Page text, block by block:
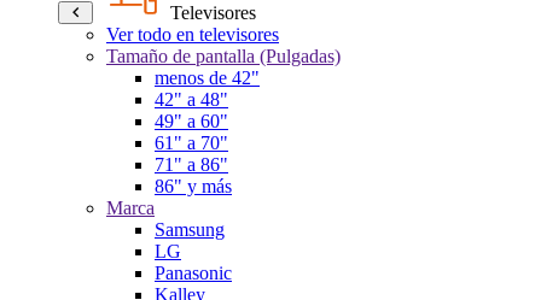
Televisores
Ver todo en televisores
Tamaño de pantalla (Pulgadas)
menos de 42"
42" a 48"
49" a 60"
61" a 70"
71" a 86"
86" y más
Marca
Samsung
LG
Panasonic
Kalley